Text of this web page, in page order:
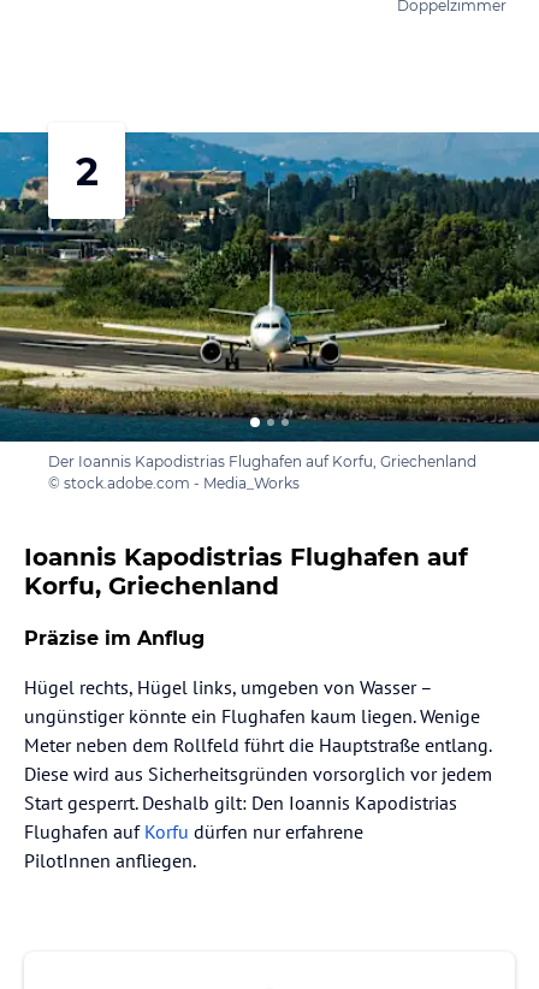
Doppelzimmer
2
Der Ioannis Kapodistrias Flughafen auf Korfu, Griechenland
© stock.adobe.com - Media_Works
Ioannis Kapodistrias Flughafen auf
Korfu, Griechenland
Präzise im Anflug
Hügel rechts, Hügel links, umgeben von Wasser –
ungünstiger könnte ein Flughafen kaum liegen. Wenige
Meter neben dem Rollfeld führt die Hauptstraße entlang.
Diese wird aus Sicherheitsgründen vorsorglich vor jedem
Start gesperrt. Deshalb gilt: Den Ioannis Kapodistrias
Flughafen auf Korfu dürfen nur erfahrene
PilotInnen anfliegen.